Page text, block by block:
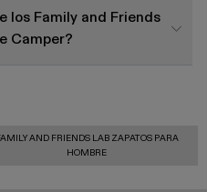
los Family and Friends
Camper?
AND FRIENDS LAB ZAPATOS PARA
HOMBRE